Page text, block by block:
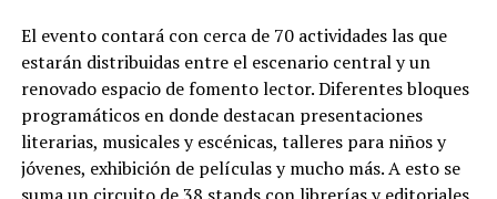
El evento contará con cerca de 70 actividades las que
estarán distribuidas entre el escenario central y un
renovado espacio de fomento lector. Diferentes bloques
programáticos en donde destacan presentaciones
literarias, musicales y escénicas, talleres para niños y
jóvenes, exhibición de películas y mucho más. A esto se